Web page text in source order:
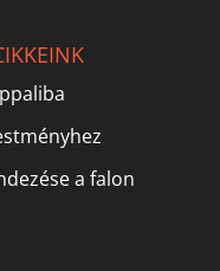
a falon